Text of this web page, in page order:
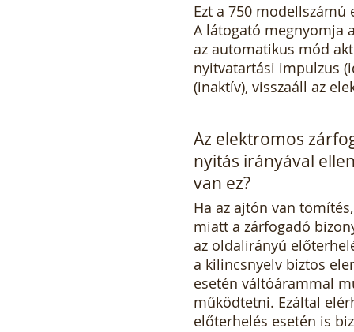
Ezt a 750
A látogató megnyomja
az automatikus mód
nyitvatartási impulzus
(inaktív), visszaáll az
Az elektromos
nyitás irányával
van ez?
Ha az ajtón van
miatt a zárfogadó
az oldalirányú
a kilincsnyelv biztos
esetén váltóárammal
működtetni. Ezáltal
előterhelés esetén is